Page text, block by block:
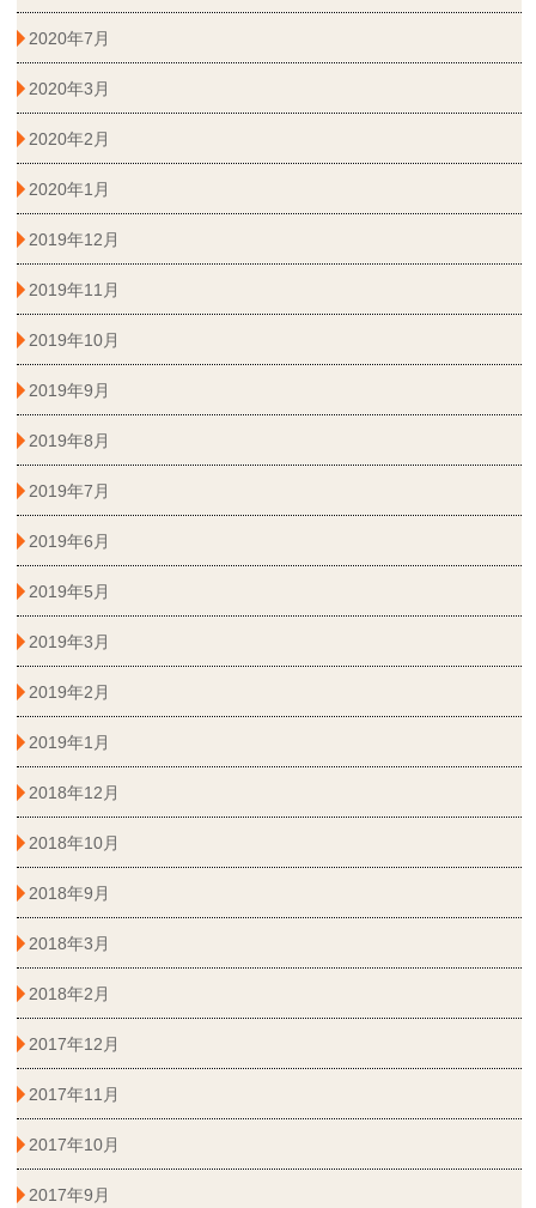
2020年7月
2020年3月
2020年2月
2020年1月
2019年12月
2019年11月
2019年10月
2019年9月
2019年8月
2019年7月
2019年6月
2019年5月
2019年3月
2019年2月
2019年1月
2018年12月
2018年10月
2018年9月
2018年3月
2018年2月
2017年12月
2017年11月
2017年10月
2017年9月